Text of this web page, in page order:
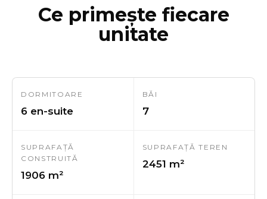
Ce primește fiecare
unitate
DORMITOARE
6 en-suite
BĂI
7
SUPRAFAȚĂ
CONSTRUITĂ
1906 m²
SUPRAFAȚĂ TEREN
2451 m²